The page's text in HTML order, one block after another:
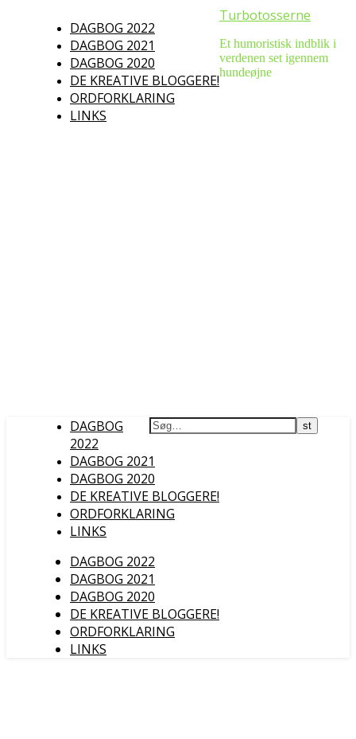
DAGBOG 2022
DAGBOG 2021
DAGBOG 2020
DE KREATIVE BLOGGERE!
ORDFORKLARING
LINKS
Turbotosserne
Et humoristisk indblik i
verdenen set igennem
hundeøjne
DAGBOG
2022
DAGBOG 2021
DAGBOG 2020
DE KREATIVE BLOGGERE!
ORDFORKLARING
LINKS
DAGBOG 2022
DAGBOG 2021
DAGBOG 2020
DE KREATIVE BLOGGERE!
ORDFORKLARING
LINKS